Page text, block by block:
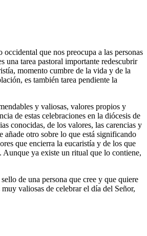
que nos preocupa a las personas
una tarea pastoral importante redescubrir
momento cumbre de la vida y de la
es también tarea pendiente la
y valiosas, valores propios y
de estas celebraciones en la diócesis de
conocidas, de los valores, las carencias y
añade otro sobre lo que está significando
que encierra la eucaristía y de los que
Aunque ya existe un ritual que lo contiene,
de una persona que cree y que quiere
valiosas de celebrar el día del Señor,